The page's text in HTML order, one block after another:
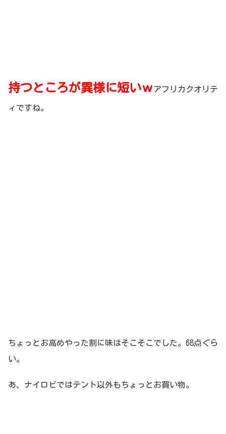
持つところが異様に短いｗアフリカクオリテ
ィですね。
ちょっとお高めやった割に味はそこそこでした。68点ぐら
い。
あ、ナイロビではテント以外もちょっとお買い物。